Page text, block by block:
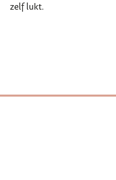
zelf lukt.